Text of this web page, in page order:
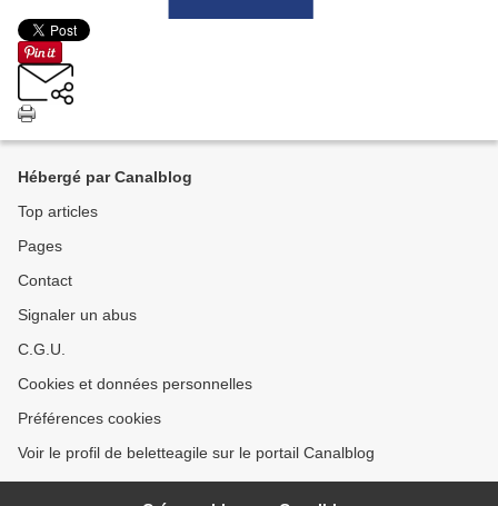
Hébergé par Canalblog
Top articles
Pages
Contact
Signaler un abus
C.G.U.
Cookies et données personnelles
Préférences cookies
Voir le profil de beletteagile sur le portail Canalblog